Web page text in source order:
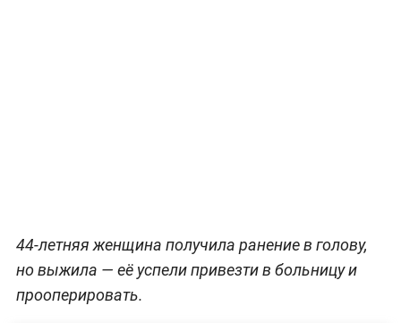
44-летняя женщина получила ранение в голову,
но выжила — её успели привезти в больницу и
прооперировать.